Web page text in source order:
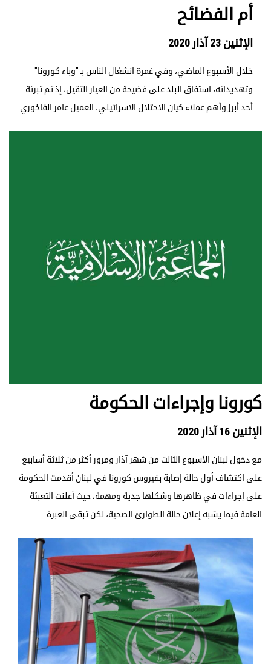
أم الفضائح
الإثنين 23 آذار 2020
خلال الأسبوع الماضي، وفي غمرة انشغال الناس بـ "وباء كورونا"
وتهديداته، استفاق البلد على فضيحة من العيار الثقيل، إذ تم تبرئة
أحد أبرز وأهم عملاء كيان الاحتلال الاسرائيلي، العميل عامر الفاخوري
كورونا وإجراءات الحكومة
الإثنين 16 آذار 2020
مع دخول لبنان الأسبوع الثالث من شهر آذار ومرور أكثر من ثلاثة أسابيع
على اكتشاف أول حالة إصابة بفيروس كورونا في لبنان أقدمت الحكومة
على إجراءات في ظاهرها وشكلها جدية ومهمة، حيث أعلنت التعبئة
العامة فيما يشبه إعلان حالة الطوارئ الصحية، لكن تبقى العبرة